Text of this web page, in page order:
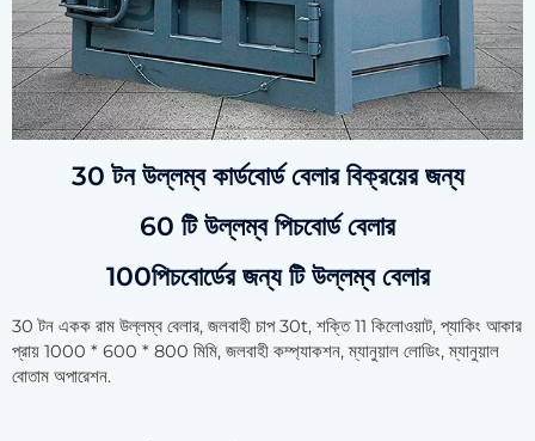
30 টন উল্লম্ব কার্ডবোর্ড বেলার বিক্রয়ের জন্য
60 টি উল্লম্ব পিচবোর্ড বেলার
100পিচবোর্ডের জন্য টি উল্লম্ব বেলার
30 টন একক রাম উল্লম্ব বেলার, জলবাহী চাপ 30t, শক্তি 11 কিলোওয়াট, প্যাকিং আকার
প্রায় 1000 * 600 * 800 মিমি, জলবাহী কম্প্যাকশন, ম্যানুয়াল লোডিং, ম্যানুয়াল
বোতাম অপারেশন.